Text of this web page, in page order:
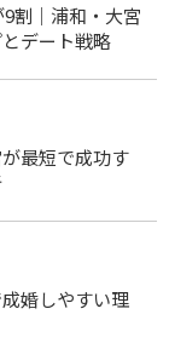
割｜浦和・大宮
デート戦略
最短で成功す
婚しやすい理